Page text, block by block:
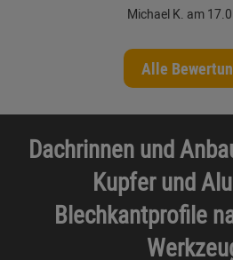
Michael K. am
Alle
Dachrinnen und
Kupfer und
Blechkantprofile